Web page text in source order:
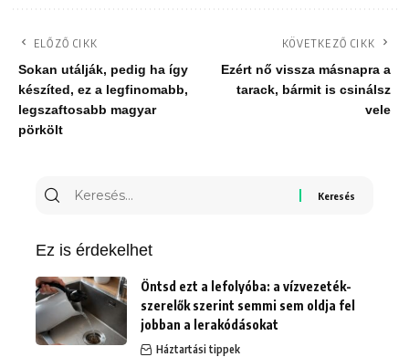
ELŐZŐ CIKK
Sokan utálják, pedig ha így
készíted, ez a legfinomabb,
legszaftosabb magyar
pörkölt
KÖVETKEZŐ CIKK
Ezért nő vissza másnapra a
tarack, bármit is csinálsz
vele
Keresés
Ez is érdekelhet
Öntsd ezt a lefolyóba: a vízvezeték-
szerelők szerint semmi sem oldja fel
jobban a lerakódásokat
Háztartási tippek